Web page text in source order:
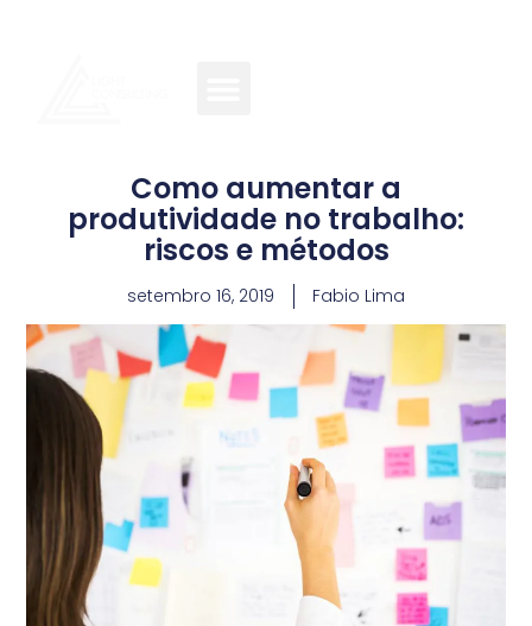
Como aumentar a
produtividade no trabalho:
riscos e métodos
setembro 16, 2019 Fabio Lima